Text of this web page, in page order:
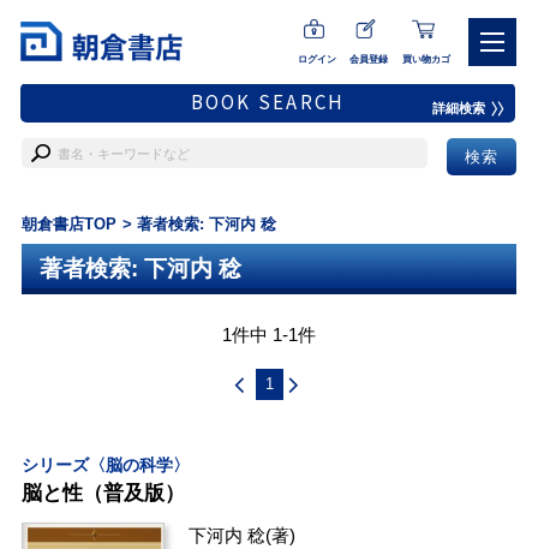
ログイン 会員登録 買い物カゴ
BOOK SEARCH 詳細検索
朝倉書店TOP 著者検索: 下河内 稔
著者検索: 下河内 稔
1件中 1-1件
1
シリーズ〈脳の科学〉
脳と性（普及版）
下河内 稔(著)